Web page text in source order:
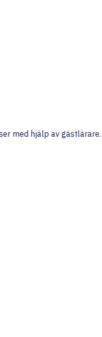
med hjälp av gästlärare.